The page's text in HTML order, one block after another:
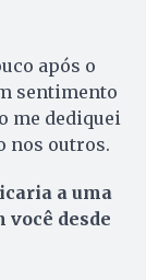
após o
sentimento
me dediquei
nos outros.
a uma
você desde